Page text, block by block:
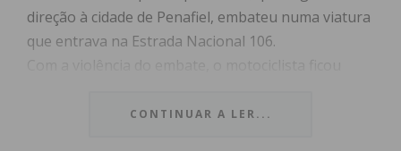
direção à cidade de Penafiel, embateu numa viatura
que entrava na Estrada Nacional 106.
cardiorrespiratória. Foi assistido no local pelos
CONTINUAR A LER...